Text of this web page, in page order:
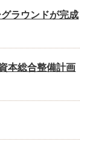
ラウンドが完成
本総合整備計画